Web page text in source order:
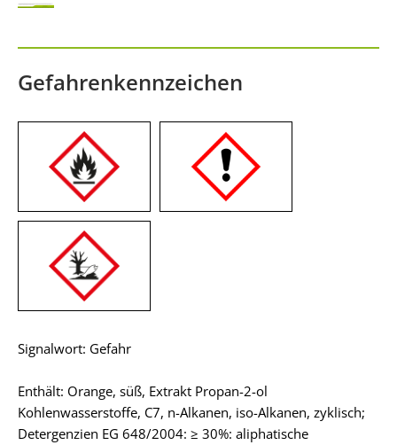
Gefahrenkennzeichen
Signalwort: Gefahr
Enthält: Orange, süß, Extrakt Propan-2-ol
Kohlenwasserstoffe, C7, n-Alkanen, iso-Alkanen, zyklisch;
Detergenzien EG 648/2004: ≥ 30%: aliphatische